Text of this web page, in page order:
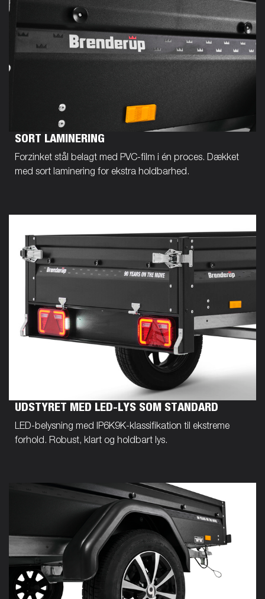
SORT LAMINERING
Forzinket stål belagt med PVC-film i én proces. Dækket
med sort laminering for ekstra holdbarhed.
UDSTYRET MED LED-LYS SOM STANDARD
LED-belysning med IP6K9K-klassifikation til ekstreme
forhold. Robust, klart og holdbart lys.